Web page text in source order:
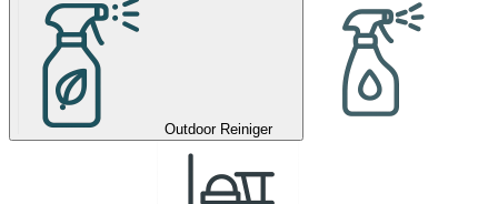
Outdoor Reiniger